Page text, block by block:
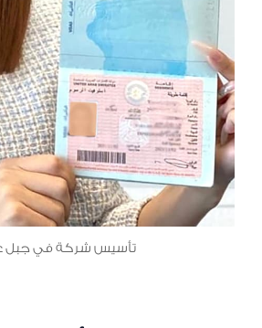
تأسيس شركة في جبل